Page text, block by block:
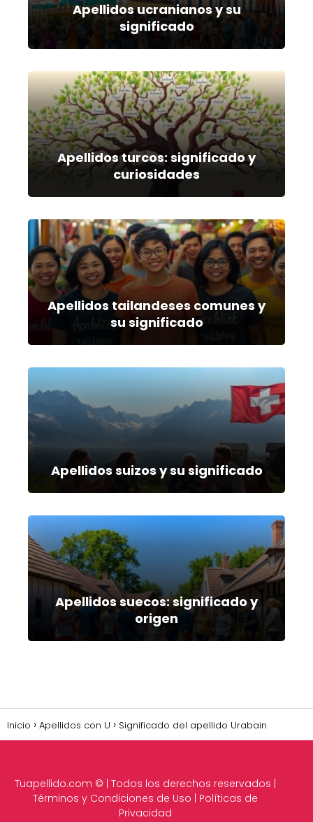
Apellidos ucranianos y su
significado
Apellidos turcos: significado y
curiosidades
Apellidos tailandeses comunes y
su significado
Apellidos suizos y su significado
Apellidos suecos: significado y
origen
Inicio Apellidos con U Significado del apellido Urabain
Tuapellido.com © | Todos los derechos reservados |
Términos y Condiciones de Uso
Políticas de
Privacidad